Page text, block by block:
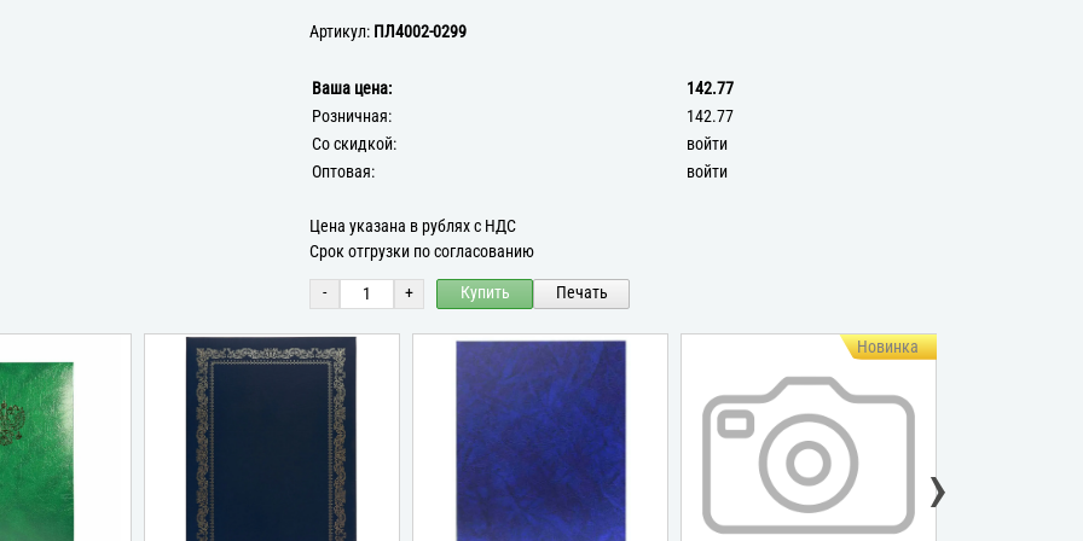
Артикул: ПЛ4002-0299
Ваша цена:
142.77
Розничная:
142.77
Со скидкой:
войти
Оптовая:
войти
Цена указана в рублях с НДС
Срок отгрузки по согласованию
- + Купить Печать
Новинка
›